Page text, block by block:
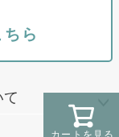
カートを見る
ら